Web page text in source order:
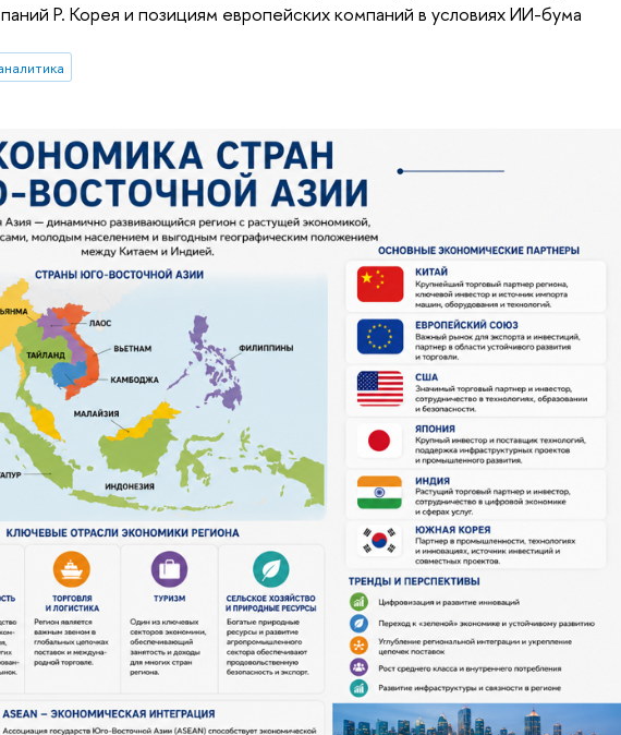
Р. Корея и позициям европейских компаний в условиях ИИ-бума